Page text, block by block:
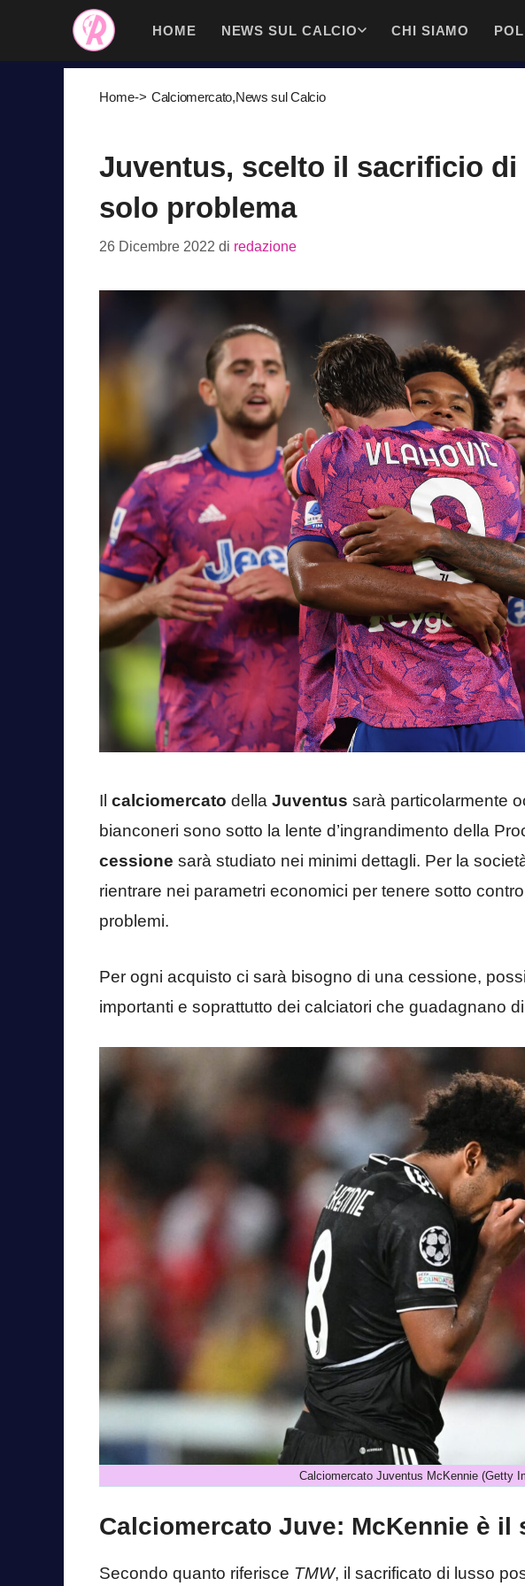
contenuto
HOME NEWS SUL CALCIO CHI SIAMO
Home-> Calciomercato,News sul Calcio
Juventus, scelto il sacrificio di
solo problema
26 Dicembre 2022 di redazione
Il calciomercato della Juventus sarà particolarmente
bianconeri sono sotto la lente d’ingrandimento della
cessione sarà studiato nei minimi dettagli. Per la
rientrare nei parametri economici per tenere sotto
problemi.
Per ogni acquisto ci sarà bisogno di una cessione,
importanti e soprattutto dei calciatori che guadagnano
Calciomercato Juventus McKennie (Getty
Calciomercato Juve: McKennie è il
Secondo quanto riferisce TMW, il sacrificato di lusso